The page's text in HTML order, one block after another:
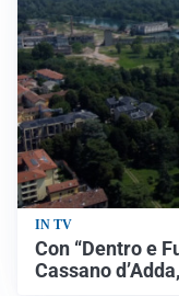
IN TV
Con “Dentro e
Cassano